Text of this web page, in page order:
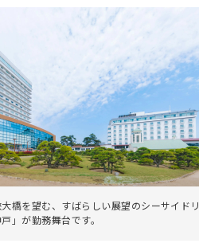
橋を望む、すばらしい展望のシーサイドリ
」が勤務舞台です。